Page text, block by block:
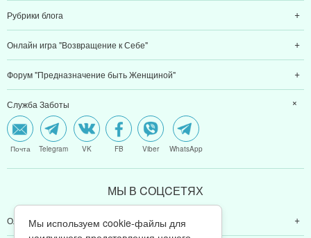
Рубрики блога
Онлайн игра "Возвращение к Себе"
Форум "Предназначение быть Женщиной"
Служба Заботы
Почта Telegram VK FB Viber WhatsApp
МЫ В CОЦCЕТЯХ
Ольга Валяева
Мы используем cookie-файлы для